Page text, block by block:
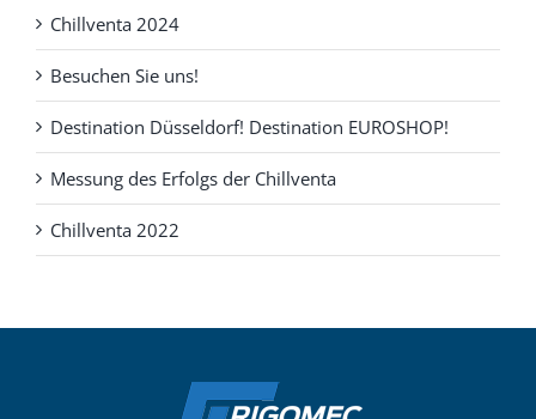
Chillventa 2024
Besuchen Sie uns!
Destination Düsseldorf! Destination EUROSHOP!
Messung des Erfolgs der Chillventa
Chillventa 2022